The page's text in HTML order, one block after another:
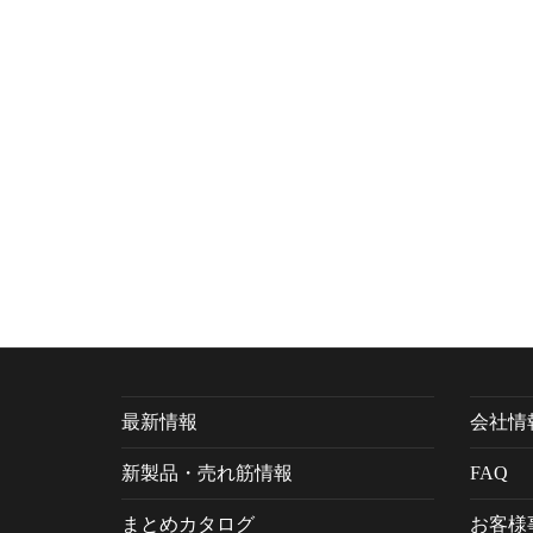
最新情報
新製品・売れ筋情報
まとめカタログ
会社情
FAQ
お客様